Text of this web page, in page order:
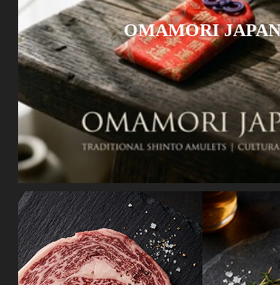
OMAMORI JAPAN